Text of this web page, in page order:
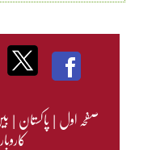
صفحہ اول|پاکستان|